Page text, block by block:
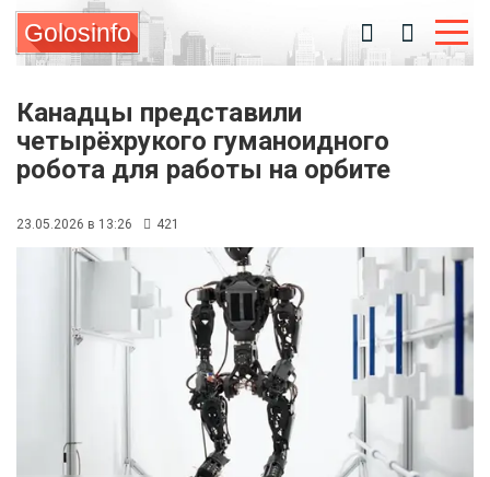
Golosinfo
Канадцы представили
четырёхрукого гуманоидного
робота для работы на орбите
23.05.2026 в 13:26 421